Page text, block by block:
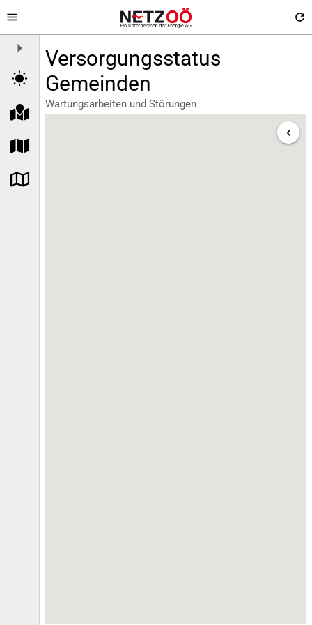
menu refresh
arrow_right
wb_sunny
Versorgungsstatus
Gemeinden
Wartungsarbeiten und Störungen
keyboard_arrow_left